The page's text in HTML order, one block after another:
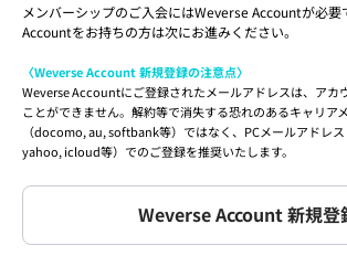
メンバーシップのご入会にはWeverse Accountが必
Accountをお持ちの方は次にお進みください。
〈Weverse Account 新規登録の注意点〉
Weverse Accountにご登録されたメールアドレスは、アカ
ことができません。解約等で消失する恐れのあるキャリア
（docomo, au, softbank等）ではなく、PCメールアドレ
yahoo, icloud等）でのご登録を推奨いたします。
Weverse Account 新規登